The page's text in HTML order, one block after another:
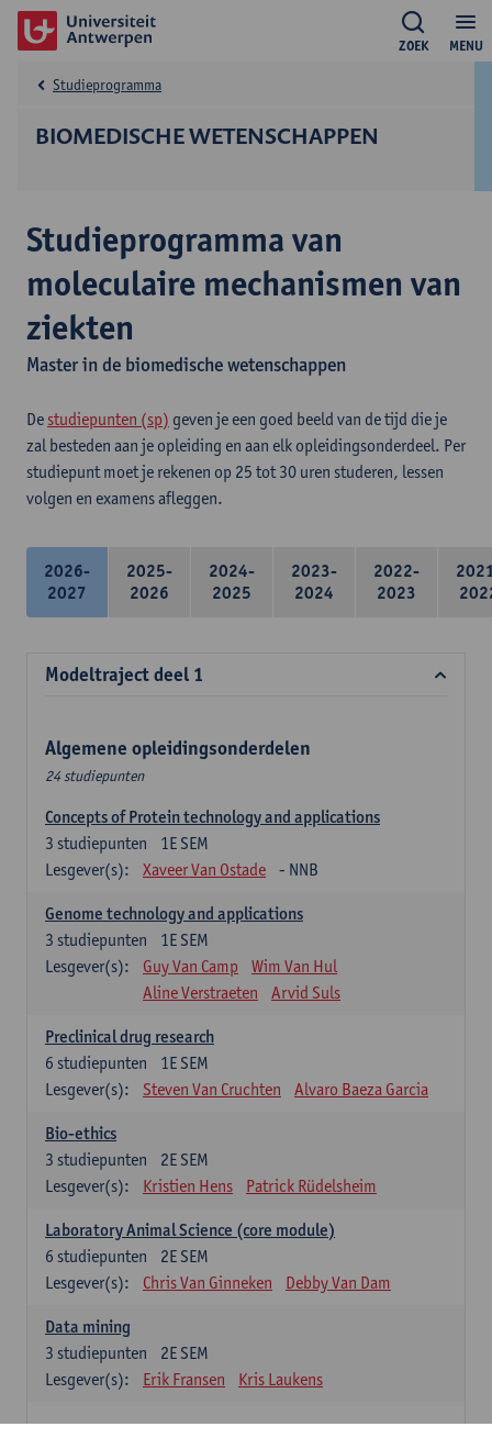
MENU
ZOEK
BIOMEDISCHE WETENSCHAPPEN
Studieprogramma
Studieprogramma van
moleculaire mechanismen van
ziekten
Master in de biomedische wetenschappen
De studiepunten (sp) geven je een goed beeld van de tijd die je
zal besteden aan je opleiding en aan elk opleidingsonderdeel. Per
studiepunt moet je rekenen op 25 tot 30 uren studeren, lessen
volgen en examens afleggen.
2026-
2027
2025-
2026
2024-
2025
2023-
2024
2022-
2023
Modeltraject deel 1
Algemene opleidingsonderdelen
24 studiepunten
Concepts of Protein technology and applications
1E SEM
3 studiepunten
Lesgever(s):
Xaveer Van Ostade - NNB
Genome technology and applications
1E SEM
3 studiepunten
Lesgever(s):
Guy Van Camp
Wim Van Hul
Aline Verstraeten
Arvid Suls
Preclinical drug research
1E SEM
6 studiepunten
Lesgever(s):
Steven Van Cruchten Alvaro Baeza Garcia
Bio-ethics
2E SEM
3 studiepunten
Lesgever(s):
Kristien Hens Patrick Rüdelsheim
Laboratory Animal Science (core module)
2E SEM
6 studiepunten
Lesgever(s):
Chris Van Ginneken Debby Van Dam
Data mining
2E SEM
3 studiepunten
Lesgever(s):
Erik Fransen Kris Laukens